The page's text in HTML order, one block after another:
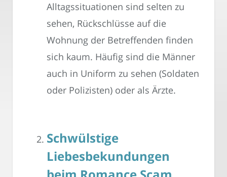
Alltagssituationen sind selten zu
sehen, Rückschlüsse auf die
Wohnung der Betreffenden finden
sich kaum. Häufig sind die Männer
auch in Uniform zu sehen (Soldaten
oder Polizisten) oder als Ärzte.
Schwülstige
Liebesbekundungen